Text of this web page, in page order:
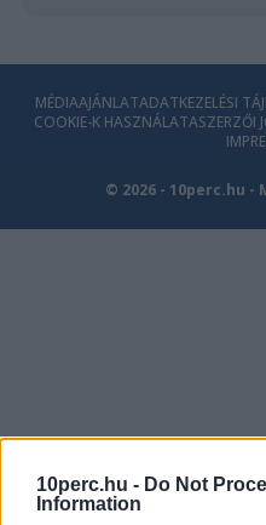
10perc.hu - Do Not
Information
MÉDIAAJÁNLATADATKEZELÉSI
COOKIE-K HASZNÁLATASZERZŐI
© 2026 - 10perc.hu -